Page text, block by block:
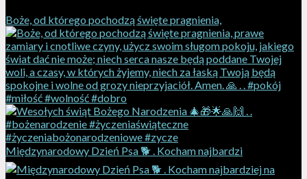
Boże, od którego pochodzą święte pragnienia,
Międzynarodowy Dzień Psa 🐕 . Kocham najbardzi